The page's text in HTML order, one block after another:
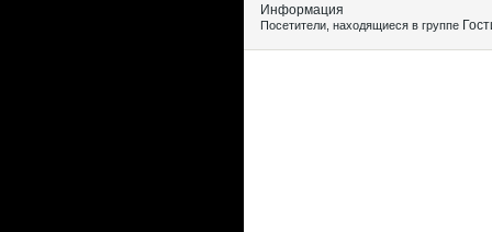
Информация
Посетители, находящиеся в группе